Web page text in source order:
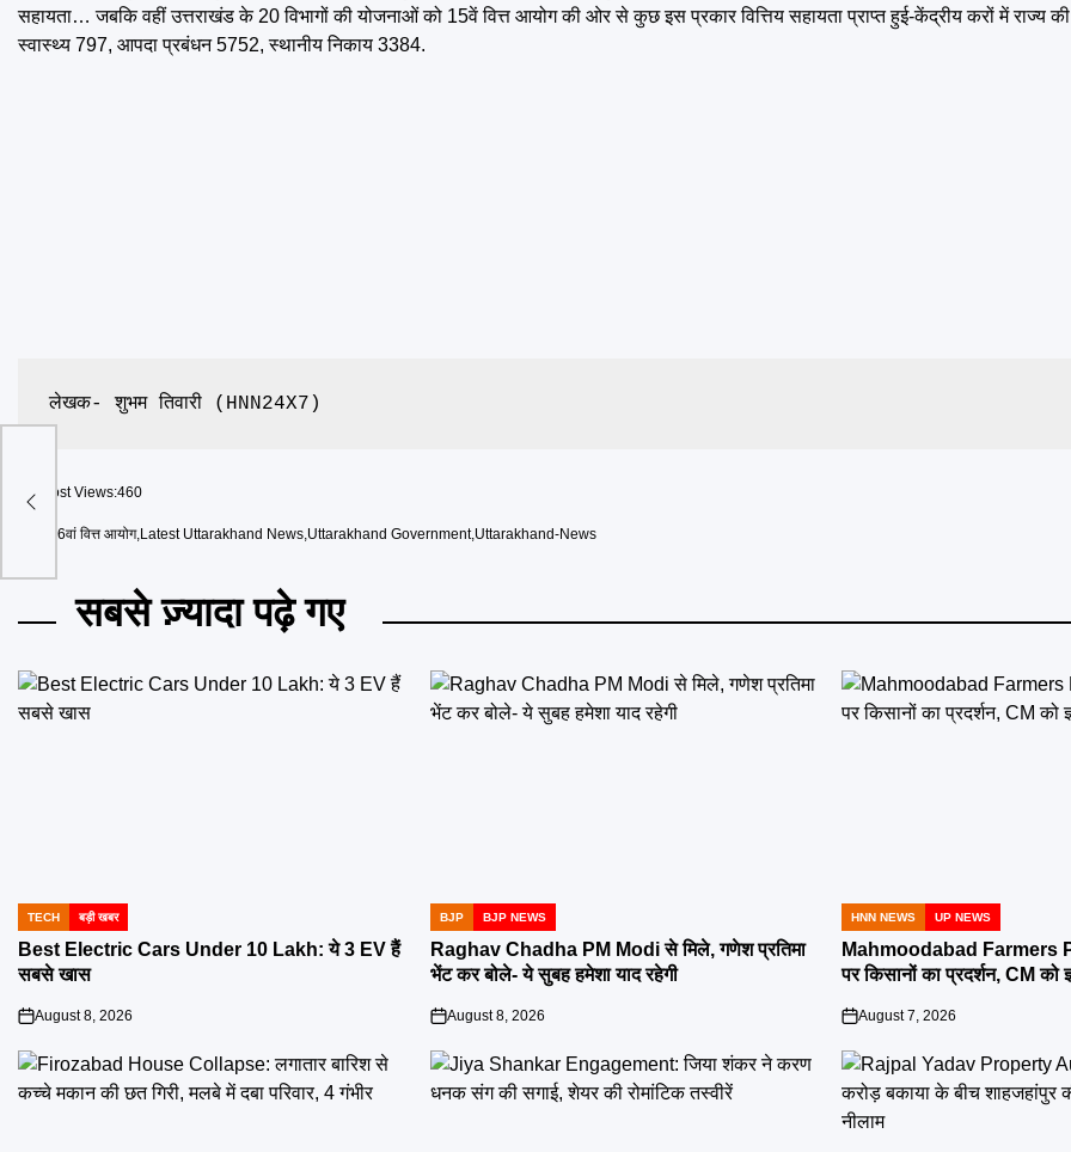
सहायता… जबकि वहीं उत्तराखंड के 20 विभागों की योजनाओं को 15वें वित्त आयोग की ओर से कुछ इस प्रकार वित्तिय सहायता प्राप्त हुई-केंद्रीय करों में राज्य
स्वास्थ्य 797, आपदा प्रबंधन 5752, स्थानीय निकाय 3384.
लेखक- शुभम तिवारी (HNN24X7)
Post Views:460
16वां वित्त आयोग,Latest Uttarakhand News,Uttarakhand Government,Uttarakhand-News
सबसे ज़्यादा पढ़े गए
POSTED
IN
TECH बड़ी खबर
Best Electric Cars Under 10 Lakh: ये 3 EV हैं
सबसे खास
on
August 8, 2026
POSTED
IN
BJP BJP NEWS
Raghav Chadha PM Modi से मिले, गणेश प्रतिमा
भेंट कर बोले- ये सुबह हमेशा याद रहेगी
on
August 8, 2026
POSTED
IN
HNN NEWS UP NEWS
Mahmoodabad Farmers
पर किसानों का प्रदर्शन, CM को
on
August 7, 2026